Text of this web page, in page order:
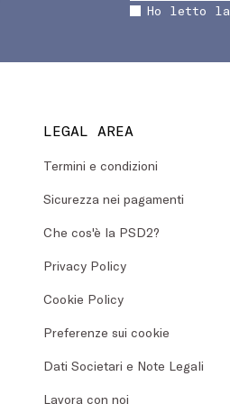
Ho letto la
LEGAL AREA
Termini e condizioni
Sicurezza nei pagamenti
Che cos'è la PSD2?
Privacy Policy
Cookie Policy
Preferenze sui cookie
Dati Societari e Note Legali
Lavora con noi